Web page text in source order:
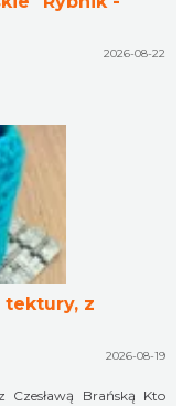
2026-08-22
tektury, z
2026-08-19
Brańską Kto